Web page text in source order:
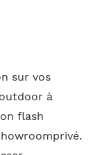
sur vos
à
flash